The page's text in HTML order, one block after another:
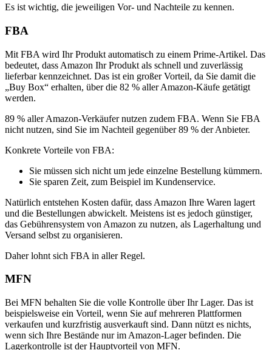
Es ist wichtig, die jeweiligen Vor- und Nachteile zu kennen.
FBA
Mit FBA wird Ihr Produkt automatisch zu einem Prime-Artikel. Das
bedeutet, dass Amazon Ihr Produkt als schnell und zuverlässig
lieferbar kennzeichnet. Das ist ein großer Vorteil, da Sie damit die
„Buy Box“ erhalten, über die 82 % aller Amazon-Käufe getätigt
werden.
89 % aller Amazon-Verkäufer nutzen zudem FBA. Wenn Sie FBA
nicht nutzen, sind Sie im Nachteil gegenüber 89 % der Anbieter.
Konkrete Vorteile von FBA:
Sie müssen sich nicht um jede einzelne Bestellung kümmern.
Sie sparen Zeit, zum Beispiel im Kundenservice.
Natürlich entstehen Kosten dafür, dass Amazon Ihre Waren lagert
und die Bestellungen abwickelt. Meistens ist es jedoch günstiger,
das Gebührensystem von Amazon zu nutzen, als Lagerhaltung und
Versand selbst zu organisieren.
Daher lohnt sich FBA in aller Regel.
MFN
Bei MFN behalten Sie die volle Kontrolle über Ihr Lager. Das ist
beispielsweise ein Vorteil, wenn Sie auf mehreren Plattformen
verkaufen und kurzfristig ausverkauft sind. Dann nützt es nichts,
wenn sich Ihre Bestände nur im Amazon-Lager befinden. Die
Lagerkontrolle ist der Hauptvorteil von MFN.